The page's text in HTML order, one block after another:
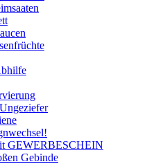
GEWERBESCHEIN
Gebinde